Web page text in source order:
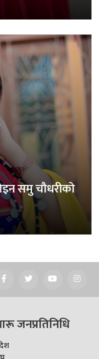
समु चौधरीको
जनप्रतिनिधि